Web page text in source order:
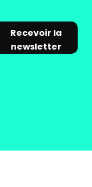
Recevoir la
newsletter